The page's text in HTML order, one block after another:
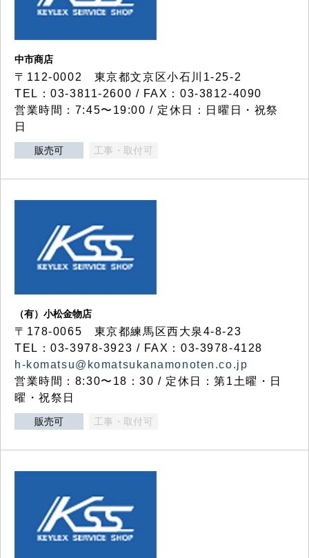
中市商店
〒112-0002 東京都文京区小石川1-25-2
TEL：03-3811-2600 / FAX：03-3812-4090
営業時間：7:45〜19:00 / 定休日：日曜日・祝祭
日
販売可 工事・取付可
（有）小松金物店
〒178-0065 東京都練馬区西大泉4-8-23
TEL：03-3978-3923 / FAX：03-3978-4128
h-komatsu@komatsukanamonoten.co.jp
営業時間：8:30〜18：30 / 定休日：第1土曜・日
曜・祝祭日
販売可 工事・取付可